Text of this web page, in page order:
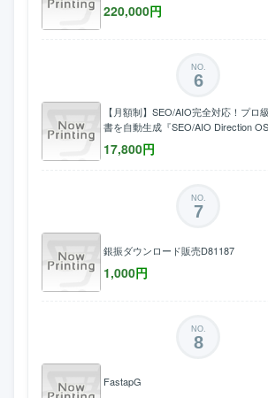
220,000円
NO.
6
【月額制】SEO/AIO完全対応！プロ
書を自動生成『SEO/AIO Direction OS
17,800円
NO.
7
銀振ダウンロード販売D81187
1,000円
NO.
8
FastapG